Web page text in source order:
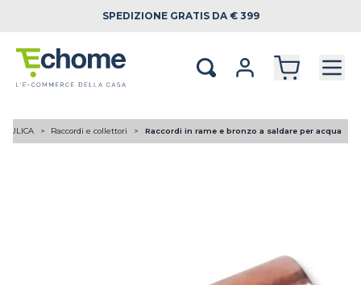
SPEDIZIONE GRATIS DA € 399
Raccordi e collettori Raccordi in rame e bronzo a saldare per acqua